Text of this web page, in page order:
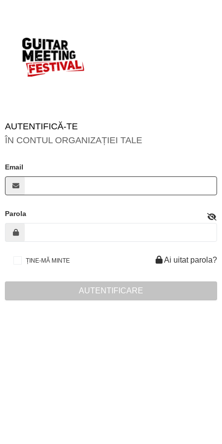
AUTENTIFICĂ-TE
ÎN CONTUL ORGANIZAȚIEI TALE
Email
Parola
ȚINE-MĂ MINTE Ai uitat parola?
AUTENTIFICARE